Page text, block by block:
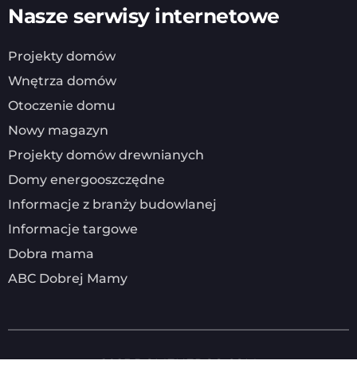
Nasze serwisy internetowe
Projekty domów
Wnętrza domów
Otoczenie domu
Nowy magazyn
Projekty domów drewnianych
Domy energooszczędne
Informacje z branży budowlanej
Informacje targowe
Dobra mama
ABC Dobrej Mamy
2025DOMENERGO.COM